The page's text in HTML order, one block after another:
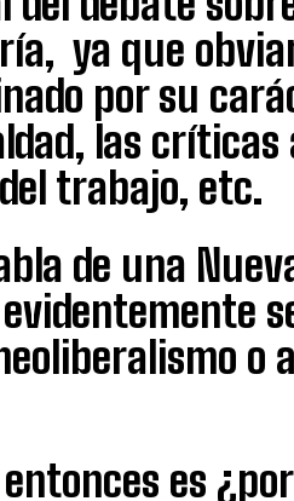
ya que
por su
las críticas
trabajo, etc.
de una
o
es